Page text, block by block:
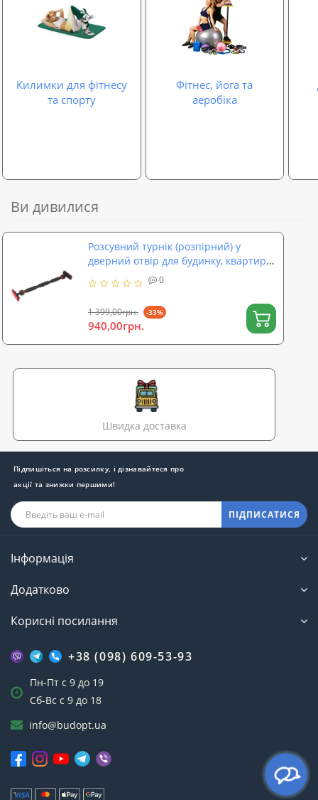
Килимки для фітнесу
та спорту
Фітнес, йога та
аеробіка
Ви дивилися
Розсувний турнік (розпірний) у
дверний отвір для будинку, квартири
65-100см OSPORT (MS 4814)
0
1 399,00грн. -33%
940,00грн.
Швидка доставка
Підпишіться на розсилку, і дізнавайтеся про
акції та знижки першими!
ПІДПИСАТИСЯ
Інформація
Додатково
Корисні посилання
+38 (098) 609-53-93
Пн-Пт с 9 до 19
Сб-Вс с 9 до 18
info@budopt.ua